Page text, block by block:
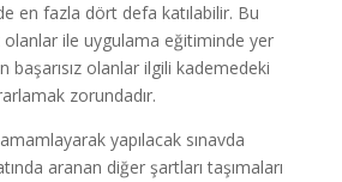
en fazla dört defa katılabilir. Bu
olanlar ile uygulama eğitiminde yer
başarısız olanlar ilgili kademedeki
zorundadır.
yapılacak sınavda
aranan diğer şartları taşımaları